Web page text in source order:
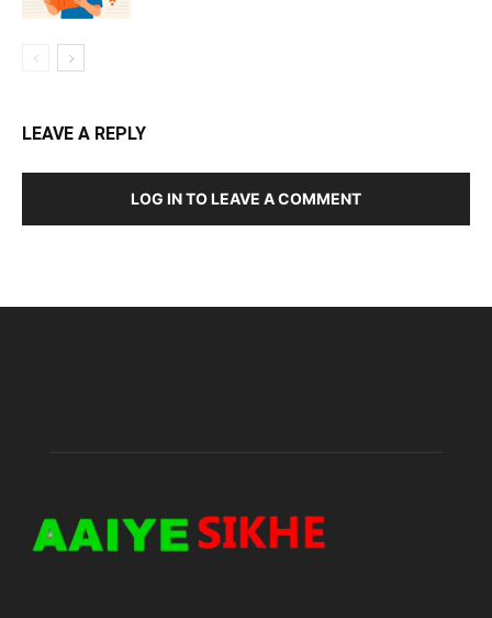
LEAVE A REPLY
LOG IN TO LEAVE A COMMENT